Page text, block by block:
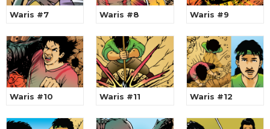
Waris #7 Waris #8 Waris #9
Waris #10 Waris #11 Waris #12